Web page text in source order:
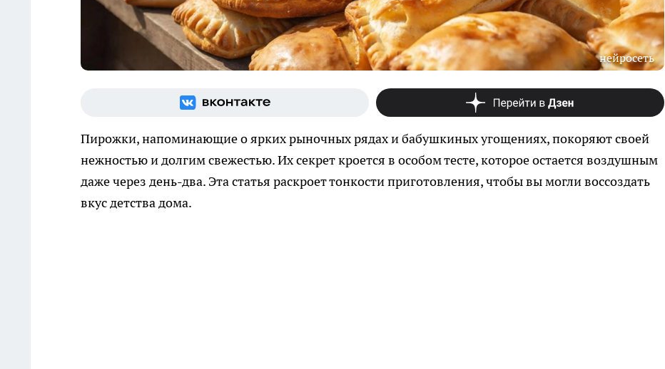
нейросеть
Пирожки, напоминающие о ярких рыночных рядах и бабушкиных угощениях, покоряют своей
нежностью и долгим свежестью. Их секрет кроется в особом тесте, которое остается воздушным
даже через день-два. Эта статья раскроет тонкости приготовления, чтобы вы могли воссоздать
вкус детства дома.